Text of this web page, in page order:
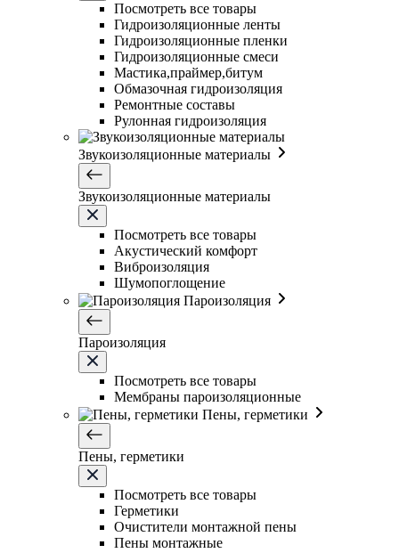
Посмотреть все товары
Гидроизоляционные ленты
Гидроизоляционные пленки
Гидроизоляционные смеси
Мастика,праймер,битум
Обмазочная гидроизоляция
Ремонтные составы
Рулонная гидроизоляция
Звукоизоляционные материалы
Звукоизоляционные материалы
Посмотреть все товары
Акустический комфорт
Виброизоляция
Шумопоглощение
Пароизоляция
Пароизоляция
Посмотреть все товары
Мембраны пароизоляционные
Пены, герметики
Пены, герметики
Посмотреть все товары
Герметики
Очистители монтажной пены
Пены монтажные